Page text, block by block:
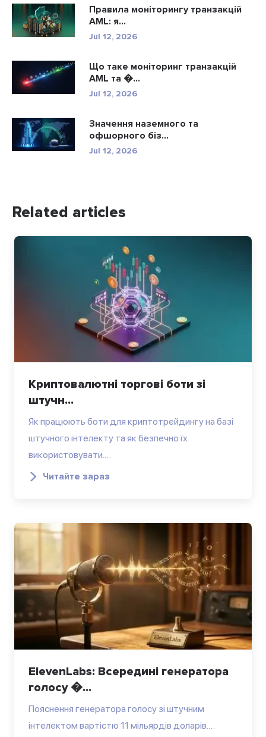
Правила моніторингу транзакцій
AML: я...
Jul 12, 2026
Що таке моніторинг транзакцій
AML та �...
Jul 12, 2026
Значення наземного та
офшорного біз...
Jul 12, 2026
Related articles
Криптовалютні торгові боти зі
штучн...
Як працюють боти для криптотрейдингу на базі
штучного інтелекту та як безпечно їх
використовувати.…
Читайте зараз
ElevenLabs: Всередині генератора
голосу �...
Пояснення генератора голосу зі штучним
інтелектом вартістю 11 мільярдів доларів.…